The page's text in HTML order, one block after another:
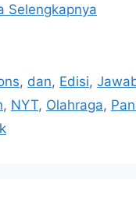
Selengkapnya
, dan, Edisi,
, NYT, Olahraga,